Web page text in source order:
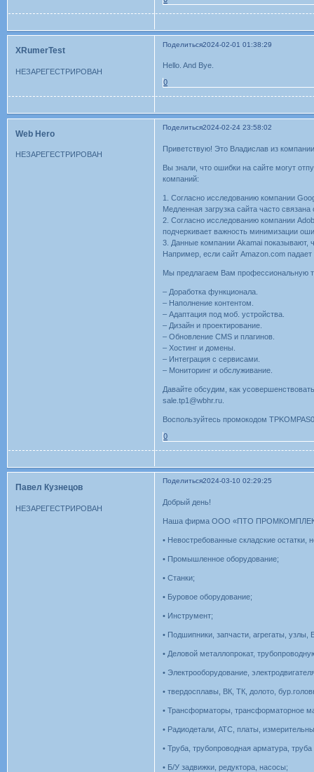
Поделиться2024-02-01 01:38:29
XRumerTest
НЕЗАРЕГЕСТРИРОВАН
Hello. And Bye.
0
Поделиться2024-02-24 23:58:02
Web Hero
НЕЗАРЕГЕСТРИРОВАН
Приветствую! Это Владислав из
Вы знали, что ошибки на сайте могут
компаний:
1. Согласно исследованию компании
Медленная загрузка сайта часто
2. Согласно исследованию компании
подчеркивает важность минимизации
3. Данные компании Akamai показывают,
Например, если сайт Amazon.com
Мы предлагаем Вам профессиональную
– Доработка функционала.
– Наполнение контентом.
– Адаптация под моб. устройства.
– Дизайн и проектирование.
– Обновление CMS и плагинов.
– Хостинг и домены.
– Интеграция с сервисами.
– Мониторинг и обслуживание.
Давайте обсудим, как
sale.tp1@wbhr.ru.
Воспользуйтесь промокодом
0
Поделиться2024-03-10 02:29:25
Павел Кузнецов
НЕЗАРЕГЕСТРИРОВАН
Добрый день!
Наша фирма ООО «ПТО ПРОМКОМПЛЕКТ»
• Невостребованные складские остатки,
• Промышленное оборудование;
• Станки;
• Буровое оборудование;
• Инструмент;
• Подшипники, запчасти, агрегаты,
• Деловой металлопрокат,
• Электрооборудование,
• твердосплавы, ВК, ТК, долото,
• Трансформаторы, трансформаторное
• Радиодетали, АТС, платы,
• Труба, трубопроводная арматура,
• Б/У задвижки, редуктора, насосы;